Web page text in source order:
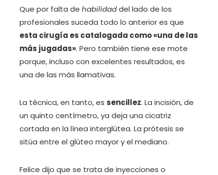
Que por falta de habilidaddel lado de los
profesionales suceda todo lo anterior es que
esta cirugía es catalogada como «una de las
más jugadas». Pero también tiene ese mote
porque, incluso con excelentes resultados, es
una de las más llamativas.
La técnica, en tanto, es sencillez. La incisión, de
un quinto centímetro, ya deja una cicatriz
cortada en la línea interglútea. La prótesis se
sitúa entre el glúteo mayor y el mediano.
Felice dijo que se trata de inyecciones o